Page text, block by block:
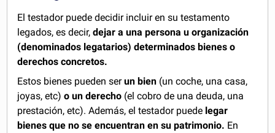
El testador puede decidir incluir en su testamento
legados, es decir,dejar a una persona u organización
(denominados legatarios) determinados bienes o
derechos concretos.
Estos bienes pueden serun bien (un coche, una casa,
joyas, etc)o un derecho (el cobro de una deuda, una
prestación, etc). Además, el testador puede legar
bienes que no se encuentran en su patrimonio. En